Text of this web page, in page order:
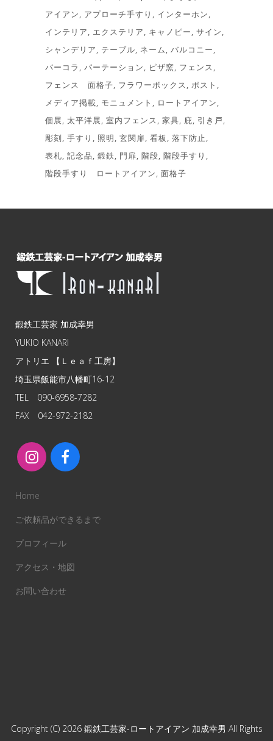
アイアン
アプローチ手すり
インターホン
インテリア
エクステリア キャノピー サイン
シャンデリア
テーブル ネーム バルコニー
バーコラ
パーテーション ピザ窯 フェンス
フェンス 面格子 フラワーボックス ポスト
メディア掲載 モニュメント
ロートアイアン
個展
太平洋展 室内フェンス 家具 庇 引き戸
彫刻 手すり 照明 玄関扉 看板 落下防止
表札 記念品 鍛鉄 門扉 階段 階段手すり
階段手すり ロートアイアン 面格子
鍛鉄工芸家 加成幸男
YUKIO KANARI
アトリエ 【Ｌｅａｆ工房】
埼玉県飯能市八幡町16-12
TEL 090-6958-7282
FAX 042-972-2182
Home
ご依頼品ができるまで
プロフィール
アクセス・地図
お問い合わせ
Copyright (C) 2026 鍛鉄工芸家-ロートアイアン 加成幸男 All Rights